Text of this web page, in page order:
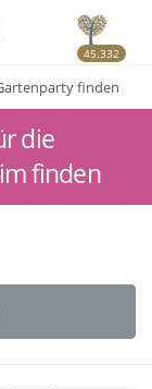
45.332
finden
die
finden